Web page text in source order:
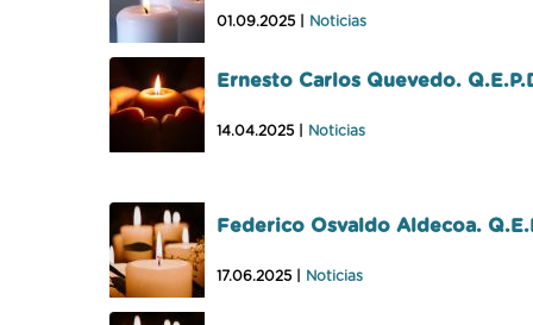
01.09.2025 | Noticias
Ernesto Carlos Quevedo.
14.04.2025 | Noticias
Federico Osvaldo Aldecoa.
17.06.2025 | Noticias